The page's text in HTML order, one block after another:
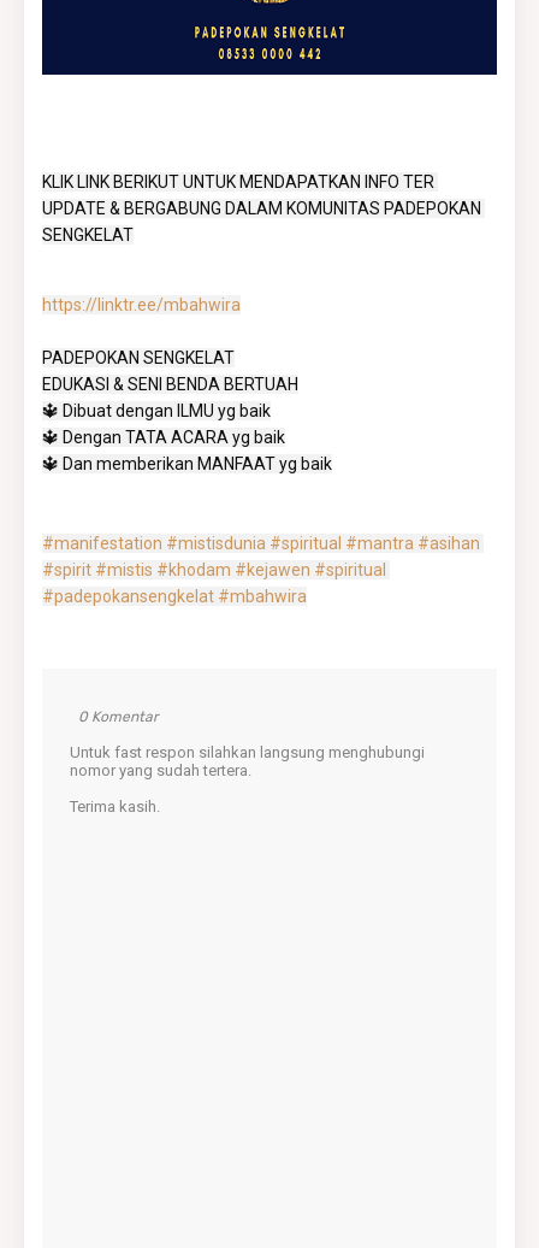
KLIK LINK BERIKUT UNTUK MENDAPATKAN INFO TER
UPDATE & BERGABUNG DALAM KOMUNITAS PADEPOKAN
SENGKELAT
https://linktr.ee/mbahwira
PADEPOKAN SENGKELAT
EDUKASI & SENI BENDA BERTUAH
🔱 Dibuat dengan ILMU yg baik
🔱 Dengan TATA ACARA yg baik
🔱 Dan memberikan MANFAAT yg baik
#manifestation #mistisdunia #spiritual #mantra #asihan
#spirit #mistis #khodam #kejawen #spiritual
#padepokansengkelat #mbahwira
0 Komentar
Untuk fast respon silahkan langsung menghubungi
nomor yang sudah tertera.
Terima kasih.